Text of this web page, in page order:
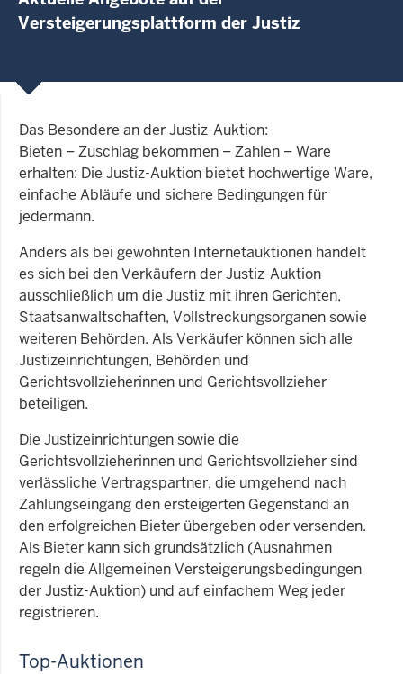
Versteigerungsplattform der Justiz
Das Besondere an der Justiz-Auktion:
Bieten – Zuschlag bekommen – Zahlen – Ware
erhalten: Die Justiz-Auktion bietet hochwertige Ware,
einfache Abläufe und sichere Bedingungen für
jedermann.
Anders als bei gewohnten Internetauktionen handelt
es sich bei den Verkäufern der Justiz-Auktion
ausschließlich um die Justiz mit ihren Gerichten,
Staatsanwaltschaften, Vollstreckungsorganen sowie
weiteren Behörden. Als Verkäufer können sich alle
Justizeinrichtungen, Behörden und
Gerichtsvollzieherinnen und Gerichtsvollzieher
beteiligen.
Die Justizeinrichtungen sowie die
Gerichtsvollzieherinnen und Gerichtsvollzieher sind
verlässliche Vertragspartner, die umgehend nach
Zahlungseingang den ersteigerten Gegenstand an
den erfolgreichen Bieter übergeben oder versenden.
Als Bieter kann sich grundsätzlich (Ausnahmen
regeln die Allgemeinen Versteigerungsbedingungen
der Justiz-Auktion) und auf einfachem Weg jeder
registrieren.
Top-Auktionen